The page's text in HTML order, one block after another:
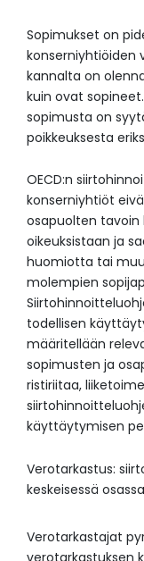
Sopimukset on
konserniyhtiöiden
kannalta on
kuin ovat
sopimusta on
poikkeuksesta
OECD:n
konserniyhtiöt
osapuolten tavoin
oikeuksistaan ja
huomiotta tai
molempien
todellisen
määritellään
sopimusten ja
ristiriitaa,
käyttäytymisen
Verotarkastus:
keskeisessä osassa
Verotarkastajat
verotarkastuksen